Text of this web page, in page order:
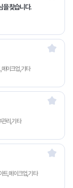
을 찾습니다.
이크업,기타
리,기타
,메이크업,기타